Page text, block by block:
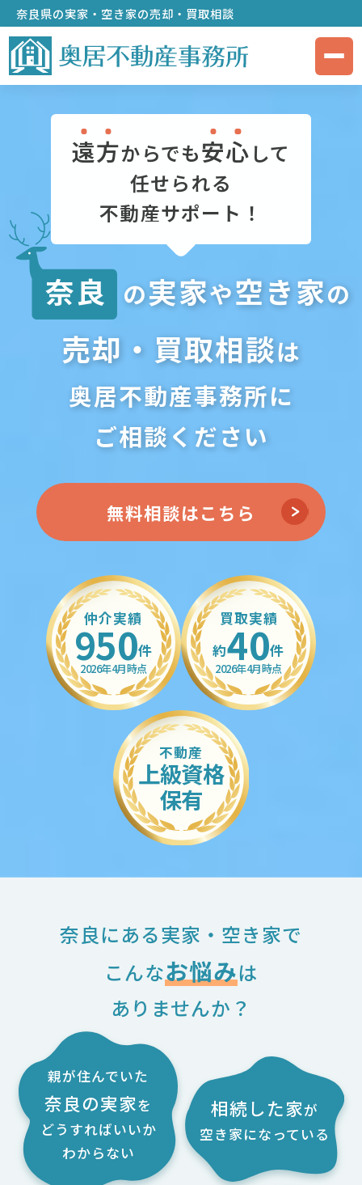
奈良県の実家・空き家の売却・買取相談
遠方からでも安心 して
任せられる
不動産サポート！
奈良 の実家や空き家の
売却・買取相談は
奥居不動産事務所に
ご相談ください
無料相談はこちら
仲介実績
950件
2026年4月時点
買取実績
約40件
2026年4月時点
不動産
上級資格
保有
奈良にある実家・空き家で
こんなお悩みは
ありませんか？
相続した家が
空き家になっている
親が住んでいた
奈良の実家を
どうすればいいか
わからない
CASE
高齢の親を近くのホームに迎えた
高齢の親を自宅近くの老人ホームへ迎え
た。遠方にある不動産は何かと心配なので
そろそろ売却したい。室内の片付けも中途
半端だがそのままでもいいのかなど、いろ
いろとおまかせしたい。
売却までの流れ
一度、お越しいただいたタイミングでお話
を伺ってからは電話とメールでのやりとり
CASE
移住して１０年以上、そろそろ売
長らく所有していましたが、親族や身内が
利用することも無くなったので売却した
い。今さら急ぐ理由もないので相場で売れ
ることを望んでいる。
売却までの流れ
建物は築４０年以上経過しているが、内部
は十分に使えそうな家。しかしながら、駐
車場が１台だったり間取りが今のニーズに
CASE
メンテナンス費用が発生する前に
数年前に当事務所でご紹介して購入していた
だいた収益ハイツを売却して利益を確定し
たい。
売却までの流れ
オーナーチェンジ物件として利回りから売
値を設定し市場へ。満室ということもあ
り、興味を持った不動産賃貸業のオーナー
さんが購入してくれました。